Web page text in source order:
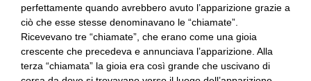
perfettamente quando avrebbero avuto l’apparizione grazie a
ciò che esse stesse denominavano le “chiamate”.
Ricevevano tre “chiamate”, che erano come una gioia
crescente che precedeva e annunciava l’apparizione. Alla
terza “chiamata” la gioia era così grande che uscivano di